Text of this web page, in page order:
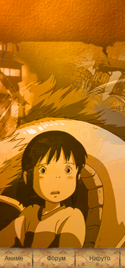
Аниме Форум Наруто